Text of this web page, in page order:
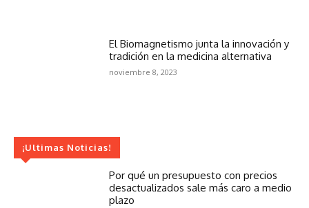
El Biomagnetismo junta la innovación y
tradición en la medicina alternativa
noviembre 8, 2023
¡Ultimas Noticias!
Por qué un presupuesto con precios
desactualizados sale más caro a medio
plazo